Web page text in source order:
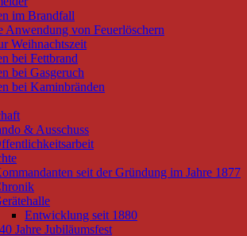
im Brandfall
Anwendung von Feuerlöschern
Weihnachtszeit
bei Fettbrand
bei Gasgeruch
bei Kaminbränden
& Ausschuss
seit der Gründung im Jahre 1877
Entwicklung seit 1880
Jahre Jubiläumsfest